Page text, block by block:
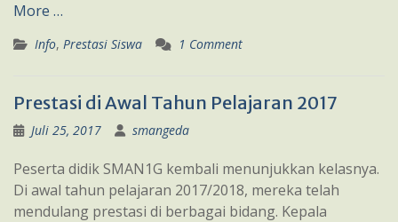
More …
Info, Prestasi Siswa 1 Comment
Prestasi di Awal Tahun Pelajaran 2017
Juli 25, 2017 smangeda
Peserta didik SMAN1G kembali menunjukkan kelasnya.
Di awal tahun pelajaran 2017/2018, mereka telah
mendulang prestasi di berbagai bidang. Kepala